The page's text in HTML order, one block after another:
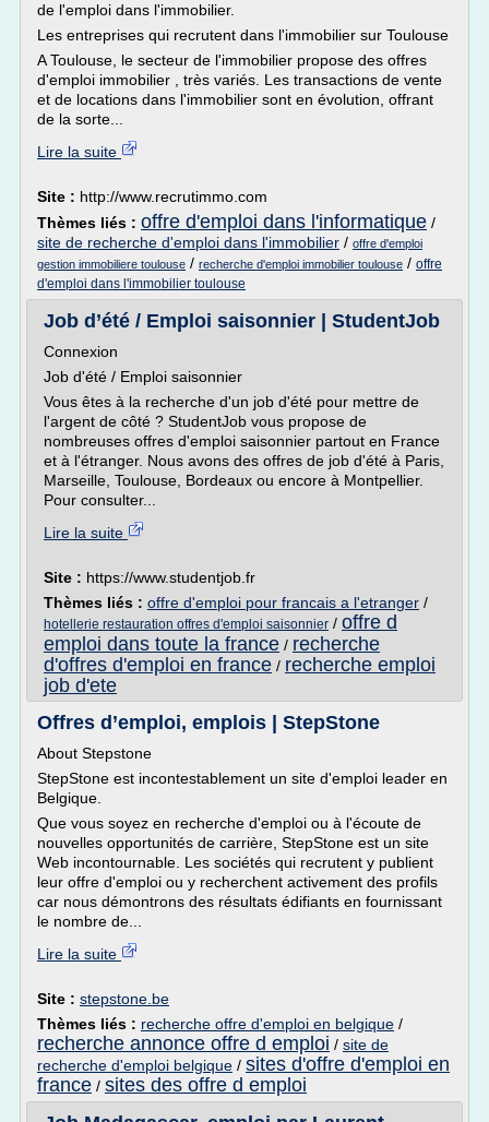
de l'emploi dans l'immobilier.
Les entreprises qui recrutent dans l'immobilier sur Toulouse
A Toulouse, le secteur de l'immobilier propose des offres
d'emploi immobilier , très variés. Les transactions de vente
et de locations dans l'immobilier sont en évolution, offrant
de la sorte...
Lire la suite
Site : http://www.recrutimmo.com
Thèmes liés : offre d'emploi dans l'informatique /
site de recherche d'emploi dans l'immobilier / offre d'emploi
gestion immobiliere toulouse / recherche d'emploi immobilier toulouse / offre
d'emploi dans l'immobilier toulouse
Job d’été / Emploi saisonnier | StudentJob
Connexion
Job d'été / Emploi saisonnier
Vous êtes à la recherche d'un job d'été pour mettre de
l'argent de côté ? StudentJob vous propose de
nombreuses offres d'emploi saisonnier partout en France
et à l'étranger. Nous avons des offres de job d'été à Paris,
Marseille, Toulouse, Bordeaux ou encore à Montpellier.
Pour consulter...
Lire la suite
Site : https://www.studentjob.fr
Thèmes liés : offre d'emploi pour francais a l'etranger /
hotellerie restauration offres d'emploi saisonnier / offre d
emploi dans toute la france / recherche
d'offres d'emploi en france / recherche emploi
job d'ete
Offres d’emploi, emplois | StepStone
About Stepstone
StepStone est incontestablement un site d'emploi leader en
Belgique.
Que vous soyez en recherche d'emploi ou à l'écoute de
nouvelles opportunités de carrière, StepStone est un site
Web incontournable. Les sociétés qui recrutent y publient
leur offre d'emploi ou y recherchent activement des profils
car nous démontrons des résultats édifiants en fournissant
le nombre de...
Lire la suite
Site : stepstone.be
Thèmes liés : recherche offre d'emploi en belgique /
recherche annonce offre d emploi / site de
recherche d'emploi belgique / sites d'offre d'emploi en
france / sites des offre d emploi